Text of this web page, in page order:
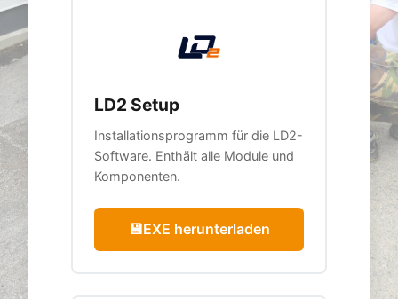
LD2 Setup
Installationsprogramm für die LD2-
Software. Enthält alle Module und
Komponenten.
💾EXE herunterladen